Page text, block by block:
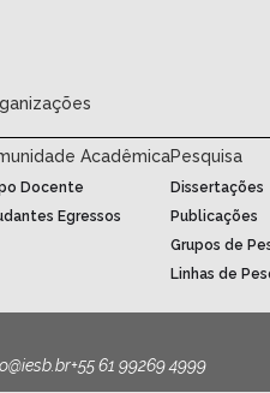
Acadêmica
Docente
Egressos
Pesquisa
Dissertações
Publicações
Grupos de
Linhas de
+55 61 99269 4999